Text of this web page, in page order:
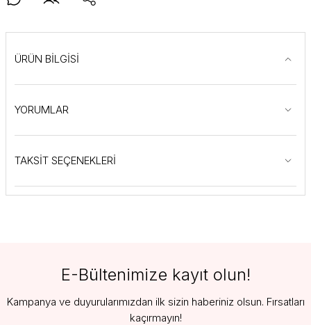
ÜRÜN BİLGİSİ
YORUMLAR
TAKSİT SEÇENEKLERİ
E-Bültenimize kayıt olun!
Kampanya ve duyurularımızdan ilk sizin haberiniz olsun. Fırsatları
kaçırmayın!